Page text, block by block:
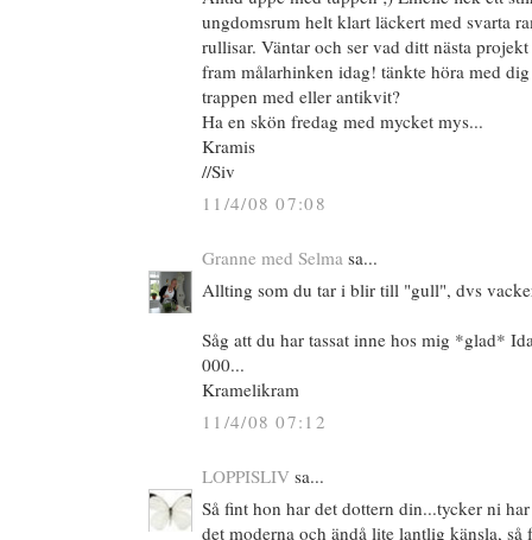
ungdomsrum helt klart läckert med svarta
rullisar. Väntar och ser vad ditt nästa
fram målarhinken idag! tänkte höra med
trappen med eller antikvit?
Ha en skön fredag med mycket mys...
Kramis
//Siv
11/4/08 07:08
Granne med Selma sa...
Allting som du tar i blir till "gull", dvs
Såg att du har tassat inne hos mig *glad*
000...
Kramelikram
11/4/08 07:12
LOPPISLIV sa...
Så fint hon har det dottern din...tycker ni
det moderna och ändå lite lantlig känsla, så